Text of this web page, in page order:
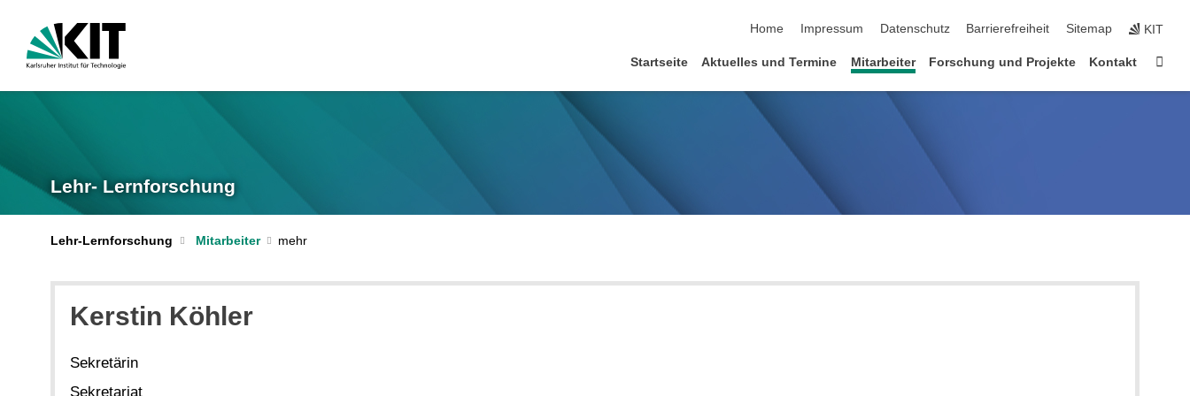
Home
Impressum Datenschutz Barrierefreiheit Sitemap KIT
Startseite Aktuelles und Termine Mitarbeiter Forschung und Projekte Kontakt
Lehr- Lernforschung
Lehr-Lernforschung Mitarbeiter
Kerstin Köhler
Sekretärin
Sekretariat